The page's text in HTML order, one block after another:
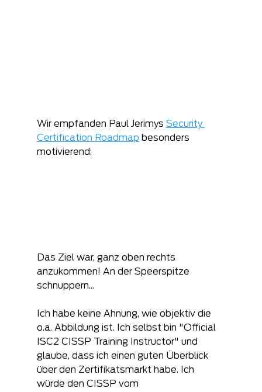
Wir empfanden Paul Jerimys Security
Certification Roadmap besonders
motivierend:
Das Ziel war, ganz oben rechts
anzukommen! An der Speerspitze
schnuppern...
Ich habe keine Ahnung, wie objektiv die
o.a. Abbildung ist. Ich selbst bin "Official
ISC2 CISSP Training Instructor" und
glaube, dass ich einen guten Überblick
über den Zertifikatsmarkt habe. Ich
würde den CISSP vom